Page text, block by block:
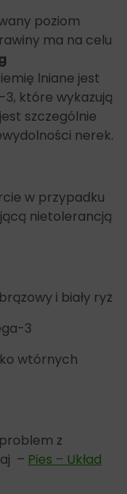
poziom
ma na celu
lniane jest
które wykazują
szczególnie
nerek.
w przypadku
nietolerancją
i biały ryż
3
wtórnych
z
– Pies – Układ